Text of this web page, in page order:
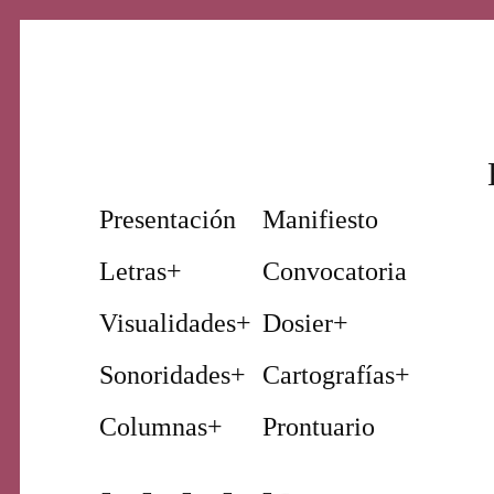
Revista
Primera
Página
Presentación
Manifiesto
Letras+
Convocatoria
Visualidades+ Dosier+
Sonoridades+ Cartografías+
Columnas+ Prontuario